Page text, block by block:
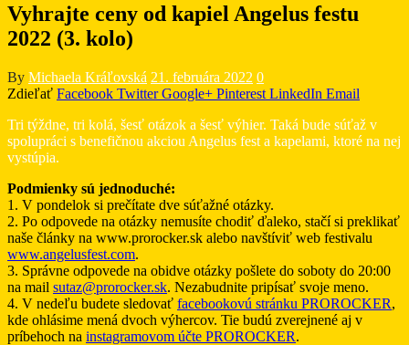
Vyhrajte ceny od kapiel Angelus festu
2022 (3. kolo)
By Michaela Kráľovská 21. februára 2022 0
Zdieľať Facebook Twitter Google+ Pinterest LinkedIn Email
Tri týždne, tri kolá, šesť otázok a šesť výhier. Taká bude súťaž v
spolupráci s benefičnou akciou Angelus fest a kapelami, ktoré na nej
vystúpia.
Podmienky sú jednoduché:
1. V pondelok si prečítate dve súťažné otázky.
2. Po odpovede na otázky nemusíte chodiť ďaleko, stačí si preklikať
naše články na www.prorocker.sk alebo navštíviť web festivalu
www.angelusfest.com.
3. Správne odpovede na obidve otázky pošlete do soboty do 20:00
na mail sutaz@prorocker.sk. Nezabudnite pripísať svoje meno.
4. V nedeľu budete sledovať facebookovú stránku PROROCKER,
kde ohlásime mená dvoch výhercov. Tie budú zverejnené aj v
príbehoch na instagramovom účte PROROCKER.